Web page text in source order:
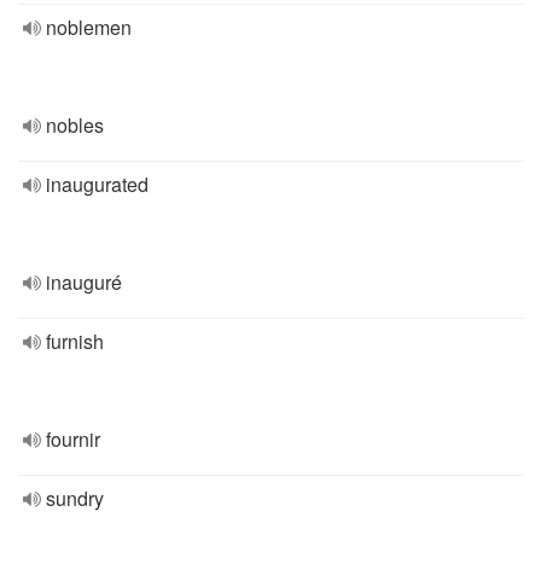
noblemen
nobles
inaugurated
inauguré
furnish
fournir
sundry